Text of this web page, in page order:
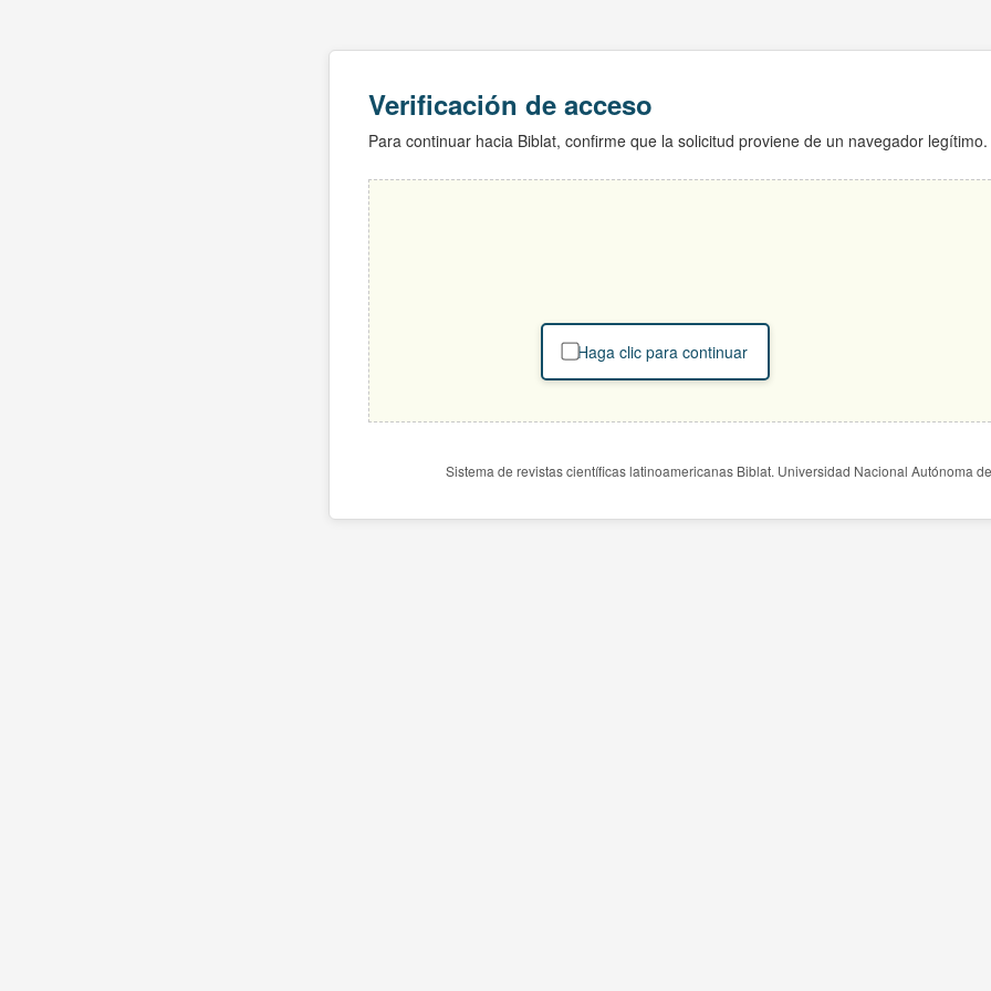
Verificación de acceso
Para continuar hacia Biblat, confirme que la solicitud proviene de un navegador legítimo.
Haga clic para continuar
Sistema de revistas científicas latinoamericanas Biblat. Universidad Nacional Autónoma